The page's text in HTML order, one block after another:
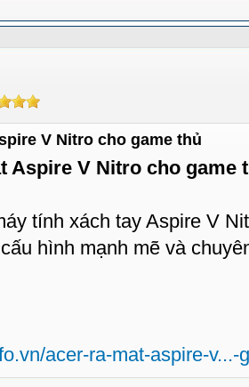
V Nitro cho game thủ
Aspire V Nitro cho game
tính xách tay Aspire V
hình mạnh mẽ và
acer-ra-mat-aspire-v...-